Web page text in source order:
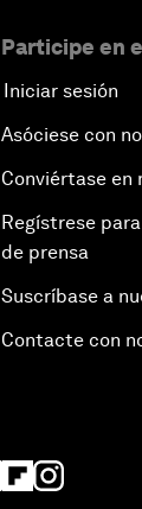
Participe en
Iniciar sesión
Asóciese con
Conviértase en
Regístrese
de prensa
Suscríbase a
Contacte con